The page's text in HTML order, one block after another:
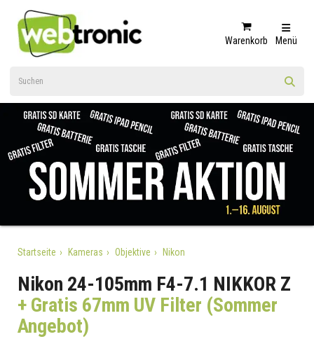
Warenkorb Menü
Startseite Kameras Objektive Nikon
Nikon 24-105mm F4-7.1 NIKKOR Z
+ Gratis 67mm UV Filter (Sommer
Angebot)